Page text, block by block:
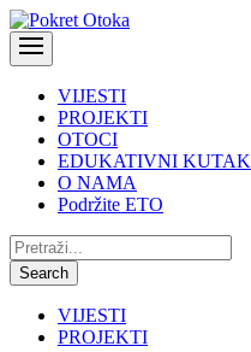
VIJESTI
PROJEKTI
OTOCI
EDUKATIVNI KUTAK
O NAMA
Podržite ETO
Pretraži:
Search
VIJESTI
PROJEKTI